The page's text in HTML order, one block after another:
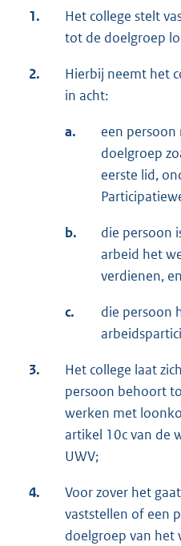
1.
Het college stelt
tot de doelgroep
2.
Hierbij neemt het
in acht:
a.
een
doelgroep
eerste lid,
b.
die persoon
arbeid het
verdienen, en
c.
die persoon
3.
Het college laat
persoon behoort
werken met
artikel 10c van de
UWV;
4.
Voor zover het
vaststellen of een
doelgroep van